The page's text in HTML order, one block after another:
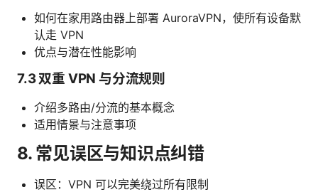
如何在家用路由器上部署 AuroraVPN，使所有设备默
认走 VPN
优点与潜在性能影响
7.3 双重 VPN 与分流规则
介绍多路由/分流的基本概念
适用情景与注意事项
8. 常见误区与知识点纠错
误区：VPN 可以完美绕过所有限制